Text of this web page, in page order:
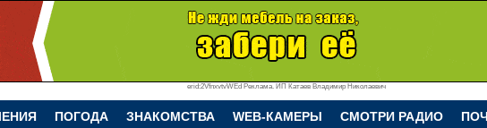
erid:2VfnxvtvWEd Реклама. ИП Катаев Владимир Николаевич
ПОГОДА ЗНАКОМСТВА WEB-КАМЕРЫ СМОТРИ РАДИО